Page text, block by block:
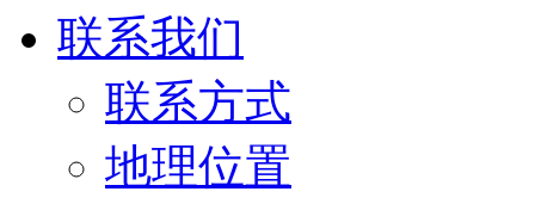
联系我们
联系方式
地理位置